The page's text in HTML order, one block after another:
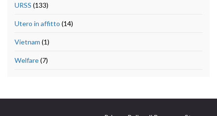
URSS (133)
Utero in affitto (14)
Vietnam (1)
Welfare(7)